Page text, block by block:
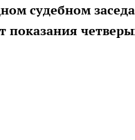
судебном
показания